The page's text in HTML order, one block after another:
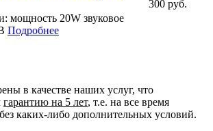
мощность 20W звуковое
Подробнее
300 руб.
в качестве наших услуг, что
гарантию на 5 лет, т.е. на все время
каких-либо дополнительных условий.